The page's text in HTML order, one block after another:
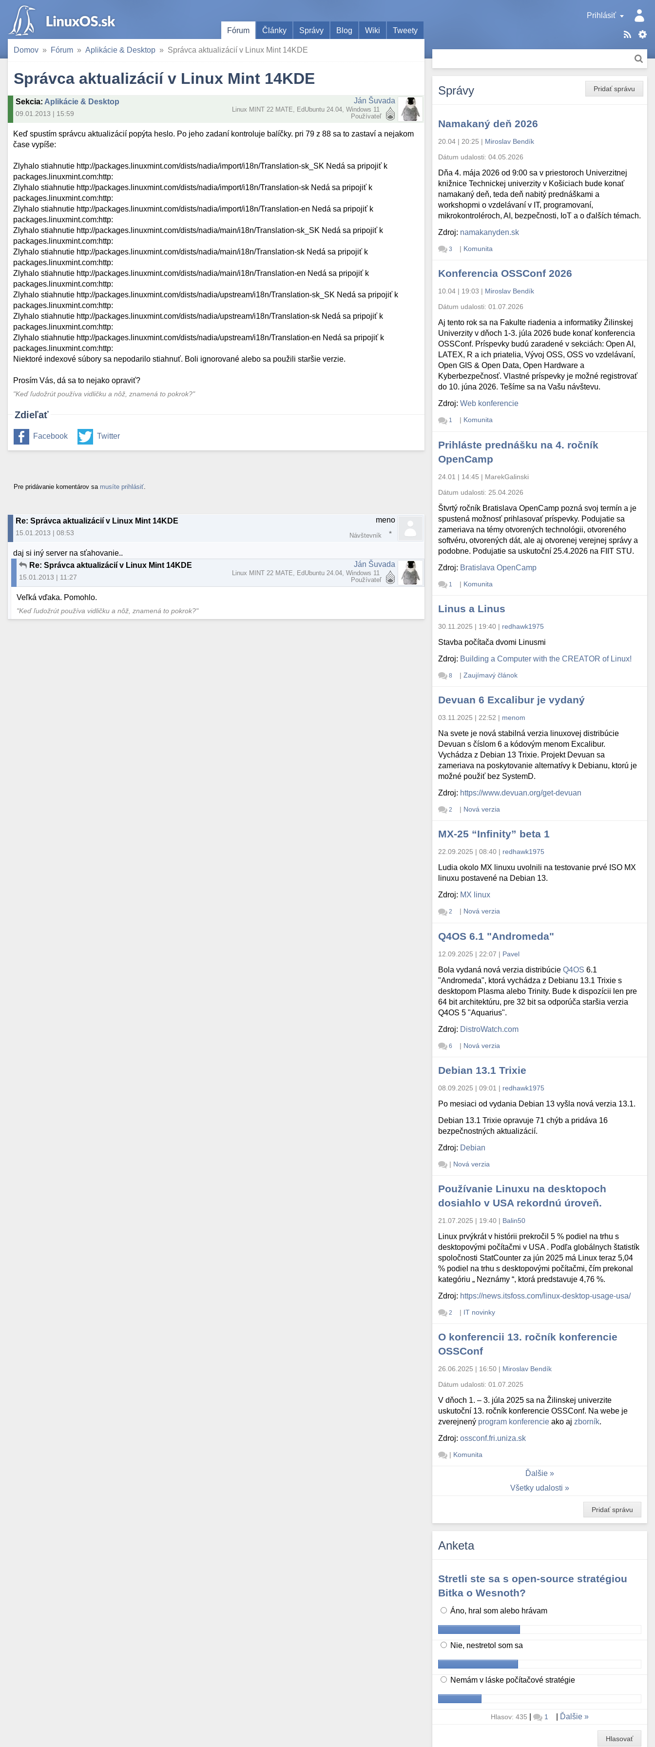
Prihlásiť
Fórum
Články Správy Blog Wiki Tweety
Domov Fórum Aplikácie & Desktop Správca aktualizácií v Linux Mint 14KDE
Správca aktualizácií v Linux Mint 14KDE
Sekcia: Aplikácie & Desktop
09.01.2013 | 15:59
Ján Šuvada
Linux MINT 22 MATE, EdUbuntu 24.04, Windows 11
Používateľ
Keď spustím správcu aktualizácií popýta heslo. Po jeho zadaní kontroluje balíčky. pri 79 z 88 sa to zastaví a nejakom
čase vypíše:
Zlyhalo stiahnutie http://packages.linuxmint.com/dists/nadia/import/i18n/Translation-sk_SK Nedá sa pripojiť k
packages.linuxmint.com:http:
Zlyhalo stiahnutie http://packages.linuxmint.com/dists/nadia/import/i18n/Translation-sk Nedá sa pripojiť k
packages.linuxmint.com:http:
Zlyhalo stiahnutie http://packages.linuxmint.com/dists/nadia/import/i18n/Translation-en Nedá sa pripojiť k
packages.linuxmint.com:http:
Zlyhalo stiahnutie http://packages.linuxmint.com/dists/nadia/main/i18n/Translation-sk_SK Nedá sa pripojiť k
packages.linuxmint.com:http:
Zlyhalo stiahnutie http://packages.linuxmint.com/dists/nadia/main/i18n/Translation-sk Nedá sa pripojiť k
packages.linuxmint.com:http:
Zlyhalo stiahnutie http://packages.linuxmint.com/dists/nadia/main/i18n/Translation-en Nedá sa pripojiť k
packages.linuxmint.com:http:
Zlyhalo stiahnutie http://packages.linuxmint.com/dists/nadia/upstream/i18n/Translation-sk_SK Nedá sa pripojiť k
packages.linuxmint.com:http:
Zlyhalo stiahnutie http://packages.linuxmint.com/dists/nadia/upstream/i18n/Translation-sk Nedá sa pripojiť k
packages.linuxmint.com:http:
Zlyhalo stiahnutie http://packages.linuxmint.com/dists/nadia/upstream/i18n/Translation-en Nedá sa pripojiť k
packages.linuxmint.com:http:
Niektoré indexové súbory sa nepodarilo stiahnuť. Boli ignorované alebo sa použili staršie verzie.
Prosím Vás, dá sa to nejako opraviť?
"Keď ľudožrút používa vidličku a nôž, znamená to pokrok?"
Zdieľať
Facebook Twitter
Pre pridávanie komentárov sa musíte prihlásiť
Re: Správca aktualizácií v Linux Mint 14KDE
15.01.2013 | 08:53
meno
Návštevník
daj si iný server na sťahovanie..
Re: Správca aktualizácií v Linux Mint 14KDE
15.01.2013 | 11:27
Ján Šuvada
Linux MINT 22 MATE, EdUbuntu 24.04, Windows 11
Používateľ
Veľká vďaka. Pomohlo.
"Keď ľudožrút používa vidličku a nôž, znamená to pokrok?"
Pridať správu
Správy
Namakaný deň 2026
20.04 | 20:25 | Miroslav Bendík
Dátum udalosti:04.05.2026
Dňa 4. mája 2026 od 9:00 sa v priestoroch Univerzitnej
knižnice Technickej univerzity v Košiciach bude konať
namakaný deň, teda deň nabitý prednáškami a
workshopmi o vzdelávaní v IT, programovaní,
mikrokontroléroch, AI, bezpečnosti, IoT a o ďalších témach.
Zdroj: namakanyden.sk
3 | Komunita
Konferencia OSSConf 2026
10.04 | 19:03 | Miroslav Bendík
Dátum udalosti:01.07.2026
Aj tento rok sa na Fakulte riadenia a informatiky Žilinskej
Univerzity v dňoch 1-3. júla 2026 bude konať konferencia
OSSConf. Príspevky budú zaradené v sekciách: Open AI,
LATEX, R a ich priatelia, Vývoj OSS, OSS vo vzdelávaní,
Open GIS & Open Data, Open Hardware a
Kyberbezpečnosť. Vlastné príspevky je možné registrovať
do 10. júna 2026. Tešíme sa na Vašu návštevu.
Zdroj:Web konferencie
1 | Komunita
Prihláste prednášku na 4. ročník
OpenCamp
24.01 | 14:45 | MarekGalinski
Dátum udalosti: 25.04.2026
Štvrtý ročník Bratislava OpenCamp pozná svoj termín a je
spustená možnosť prihlasovať príspevky. Podujatie sa
zameriava na témy otvorených technológii, otvoreného
softvéru, otvorených dát, ale aj otvorenej verejnej správy a
podobne. Podujatie sa uskutoční 25.4.2026 na FIIT STU.
Zdroj: Bratislava OpenCamp
1 | Komunita
Linus a Linus
30.11.2025 | 19:40 | redhawk1975
Stavba počítača dvomi Linusmi
Zdroj: Building a Computer with the CREATOR of Linux!
8 | Zaujímavý článok
Devuan 6 Excalibur je vydaný
03.11.2025 | 22:52 | menom
Na svete je nová stabilná verzia linuxovej distribúcie
Devuan s číslom 6 a kódovým menom Excalibur.
Vychádza z Debian 13 Trixie. Projekt Devuan sa
zameriava na poskytovanie alternatívy k Debianu, ktorú je
možné použiť bez SystemD.
Zdroj: https://www.devuan.org/get-devuan
2 | Nová verzia
MX-25 “Infinity” beta 1
22.09.2025 | 08:40 | redhawk1975
Ludia okolo MX linuxu uvolnili na testovanie prvé ISO MX
linuxu postavené na Debian 13.
Zdroj: MX linux
2 | Nová verzia
Q4OS 6.1 "Andromeda"
12.09.2025 | 22:07 | Pavel
Bola vydaná nová verzia distribúcieQ4OS 6.1
"Andromeda", ktorá vychádza z Debianu 13.1 Trixie s
desktopom Plasma alebo Trinity. Bude k dispozícii len pre
64 bit architektúru, pre 32 bit sa odporúča staršia verzia
Q4OS 5 "Aquarius".
Zdroj: DistroWatch.com
6 | Nová verzia
Debian 13.1 Trixie
08.09.2025 | 09:01 | redhawk1975
Po mesiaci od vydania Debian 13 vyšla nová verzia 13.1.
Debian 13.1 Trixie opravuje 71 chýb a pridáva 16
bezpečnostných aktualizácií.
Zdroj: Debian
| Nová verzia
Používanie Linuxu na desktopoch
dosiahlo v USA rekordnú úroveň.
21.07.2025 | 19:40 | Balin50
Linux prvýkrát v histórii prekročil 5 % podiel na trhu s
desktopovými počítačmi v USA . Podľa globálnych štatistík
spoločnosti StatCounter za jún 2025 má Linux teraz 5,04
% podiel na trhu s desktopovými počítačmi, čím prekonal
kategóriu „ Neznámy “, ktorá predstavuje 4,76 %.
Zdroj: https://news.itsfoss.com/linux-desktop-usage-usa/
2 | IT novinky
O konferencii 13. ročník konferencie
OSSConf
26.06.2025 | 16:50 | Miroslav Bendík
Dátum udalosti:01.07.2025
V dňoch 1. – 3. júla 2025 sa na Žilinskej univerzite
uskutoční 13. ročník konferencie OSSConf. Na webe je
zverejnený program konferencie ako aj zborník.
Zdroj:ossconf.fri.uniza.sk
| Komunita
Ďalšie
Všetky udalosti
Pridať správu
Anketa
Stretli ste sa s open-source stratégiou
Bitka o Wesnoth?
Áno, hral som alebo hrávam
Nie, nestretol som sa
Nemám v láske počítačové stratégie
Hlasov: 435 | 1 Ďalšie
Hlasovať